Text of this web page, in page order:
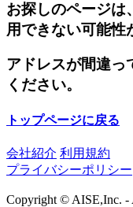
お探しのページは
用できない可能性
アドレスが間違っ
ください。
トップページに戻る
会社紹介 利用規約
プライバシーポリシー
Copyright © AISE,Inc. -